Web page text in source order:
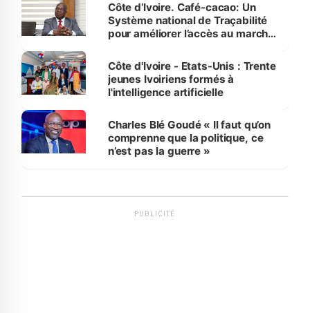
Côte d’Ivoire. Café-cacao: Un
Système national de Traçabilité
pour améliorer l’accès au marché
Côte d'Ivoire - Etats-Unis : Trente
jeunes Ivoiriens formés à
l'intelligence artificielle
Charles Blé Goudé « Il faut qu’on
comprenne que la politique, ce
n’est pas la guerre »
PUBLICITÉ